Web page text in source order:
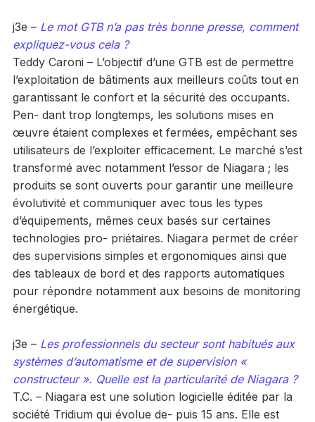
j3e – Le mot GTB n’a pas très bonne presse, comment
expliquez-vous cela ?
Teddy Caroni – L’objectif d’une GTB est de permettre
l’exploitation de bâtiments aux meilleurs coûts tout en
garantissant le confort et la sécurité des occupants.
Pen- dant trop longtemps, les solutions mises en
œuvre étaient complexes et fermées, empêchant ses
utilisateurs de l’exploiter efficacement. Le marché s’est
transformé avec notamment l’essor de Niagara ; les
produits se sont ouverts pour garantir une meilleure
évolutivité et communiquer avec tous les types
d’équipements, mêmes ceux basés sur certaines
technologies pro- priétaires. Niagara permet de créer
des supervisions simples et ergonomiques ainsi que
des tableaux de bord et des rapports automatiques
pour répondre notamment aux besoins de monitoring
énergétique.
j3e – Les professionnels du secteur sont habitués aux
systèmes d’automatisme et de supervision «
constructeur ». Quelle est la particularité de Niagara ?
T.C. – Niagara est une solution logicielle éditée par la
société Tridium qui évolue de- puis 15 ans. Elle est